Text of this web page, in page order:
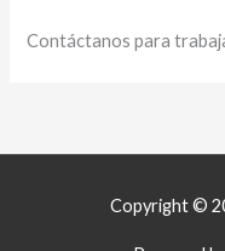
Contáctanos para
Copyright ©